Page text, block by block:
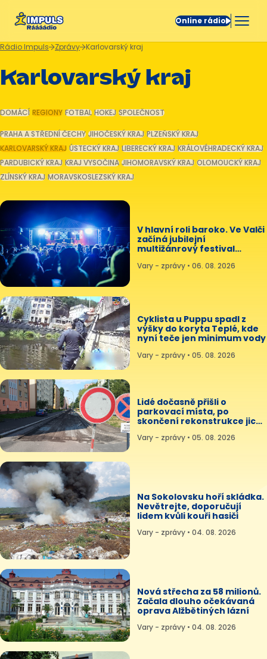
Online rádio
Rádio Impuls Zprávy Karlovarský kraj
Karlovarský kraj
DOMÁCÍ REGIONY FOTBAL HOKEJ SPOLEČNOST
PRAHA A STŘEDNÍ ČECHY JIHOČESKÝ KRAJ PLZEŇSKÝ KRAJ
KARLOVARSKÝ KRAJ ÚSTECKÝ KRAJ LIBERECKÝ KRAJ KRÁLOVÉHRADECKÝ KRAJ
PARDUBICKÝ KRAJ KRAJ VYSOČINA JIHOMORAVSKÝ KRAJ OLOMOUCKÝ KRAJ
ZLÍNSKÝ KRAJ MORAVSKOSLEZSKÝ KRAJ
V hlavní roli baroko. Ve Valči
začíná jubilejní
multižánrový festival
Vary - zprávy • 06. 08. 2026
Cyklista u Puppu spadl z
výšky do koryta Teplé, kde
nyní teče jen minimum vody
Vary - zprávy • 05. 08. 2026
Lidé dočasně přišli o
parkovací místa, po
skončení rekonstrukce jich
Vary - zprávy • 05. 08. 2026
Na Sokolovsku hoří skládka.
Nevětrejte, doporučují
lidem kvůli kouři hasiči
Vary - zprávy • 04. 08. 2026
Nová střecha za 58 milionů.
Začala dlouho očekávaná
oprava Alžbětiných lázní
Vary - zprávy • 04. 08. 2026